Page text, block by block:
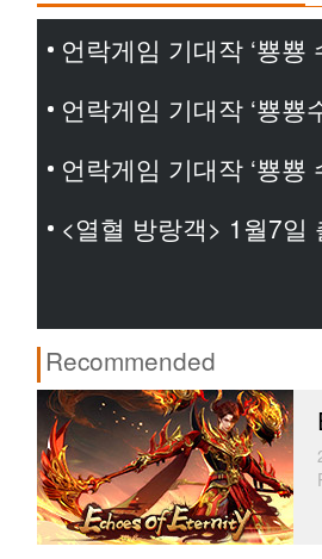
언락게임 기대작 ‘뿅뿅
언락게임 기대작 ‘뿅뿅
언락게임 기대작 ‘뿅뿅
<열혈 방랑객> 1월7일
Recommended